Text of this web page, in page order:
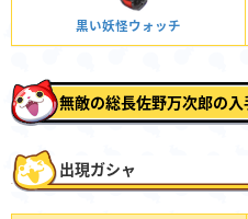
黒い妖怪ウォッチ
無敵の総長佐野万次郎の入
出現ガシャ